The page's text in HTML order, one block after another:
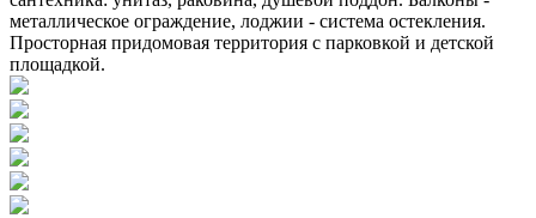
металлическое ограждение, лоджии - система остекления.
Просторная придомовая территория с парковкой и детской
площадкой.